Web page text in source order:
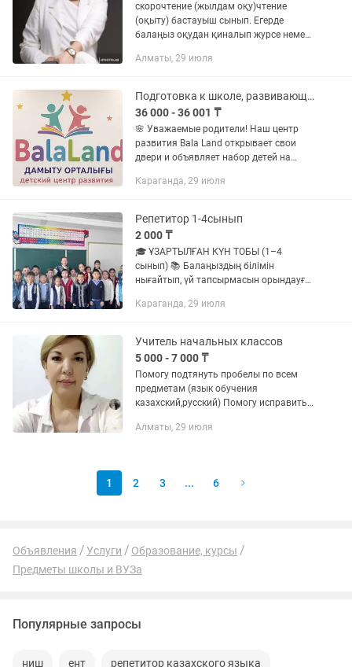
скорочтение (жылдам оқу)чтение
(оқыту) бастауыш сынып. Егерде
балаңыз оқудан қиналып журсе немесе
балаңызға жылдам әрі тез оқуға
Алматы, 29 июля
Подготовка к школе, развивающие занятия, продлёнка Степной-2 юго-восток
36 000 - 36 001 ₸
🌸 Уважаемые родители! Наш центр
развития Bala Land открывает свои
двери и объявляет набор детей на
на занятия: ✅ Продлёнка ✅
Караганда, 29 июля
Репетитор 1-4сынып
2 000 ₸
🎓 ҰЗАРТЫЛҒАН КҮН ТОБЫ (1–4
сынып) 📚 Балаңыздың білімін
нығайтып, үй тапсырмасын орындауға
Математика • Қазақ тілі • Әдебиеттік
Караганда, 29 июля
Учитель начальных классов
5 000 - 7 000 ₸
Помогу подтянуть пробелы по всем
предметам (язык обучения
казахский,русский) Помогу исправить
класс.Скорочтение,нейротренировки
Алматы, 29 июля
1 2 3 ... 6
Объявления Услуги
Образование, курсы
Предметы школы и ВУЗа
Популярные запросы
ниш ент репетитор казахского языка